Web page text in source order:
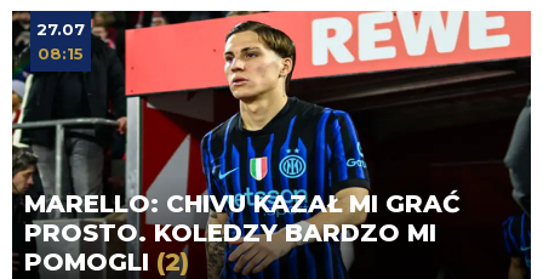
MARELLO: CHIVU KAZAŁ MI GRAĆ
PROSTO. KOLEDZY BARDZO MI
POMOGLI (2)
27.07
08:15